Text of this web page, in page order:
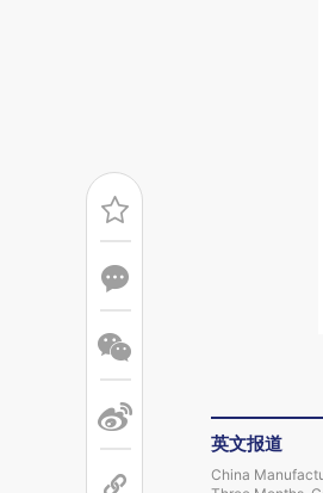
英文报道
China